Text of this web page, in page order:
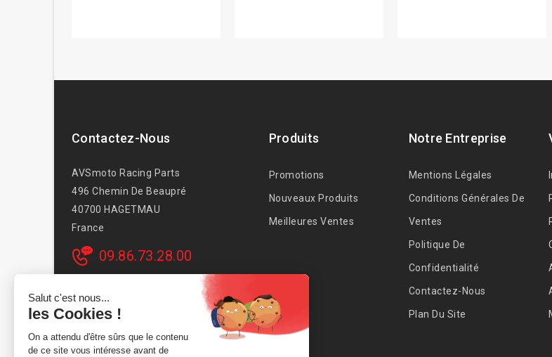
Contactez-Nous
AVSmoto Racing Parts
496 Chemin De Beaupré
40700 HAGETMAU
France
09.86.73.28.00
Produits
Promotions
Nouveaux Produits
Meilleures Ventes
Notre Entreprise
Mentions Légales
Conditions Générales De
Ventes
Politique De
Confidentialité
Contactez-Nous
Plan Du Site